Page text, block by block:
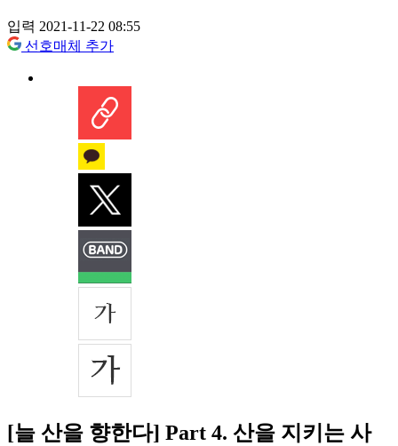
입력 2021-11-22 08:55
선호매체 추가
[늘 산을 향한다] Part 4. 산을 지키는 사